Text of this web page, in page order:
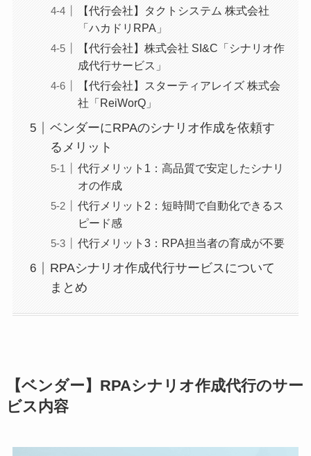
【代行会社】タクトシステム 株式会社
「ハカドリRPA」
【代行会社】株式会社 SI&C「シナリオ作
成代行サービス」
【代行会社】スターティアレイズ 株式会
社「ReiWorQ」
ベンダーにRPAのシナリオ作成を依頼す
るメリット
代行メリット1：高品質で安定したシナリ
オの作成
代行メリット2：短時間で自動化できるス
ピード感
代行メリット3：RPA担当者の育成が不要
RPAシナリオ作成代行サービスについて
まとめ
【ベンダー】RPAシナリオ作成代行のサー
ビス内容